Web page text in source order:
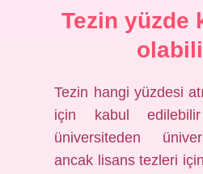
Tezin yüzde
Tezin hangi yüzdesi
için kabul
üniversiteden
ancak lisans tezleri